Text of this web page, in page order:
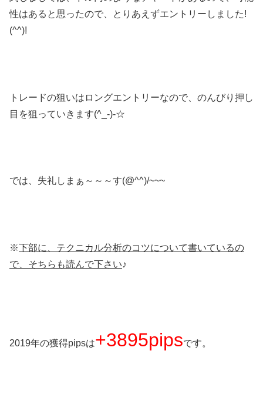
性はあると思ったので、とりあえずエントリーしました!
(^^)!
トレードの狙いはロングエントリーなので、のんびり押し
目を狙っていきます(^_-)-☆
では、失礼しまぁ～～～す(@^^)/~~~
※下部に、テクニカル分析のコツについて書いているの
で、そちらも読んで下さい♪
2019年の獲得pipsは+3895pipsです。